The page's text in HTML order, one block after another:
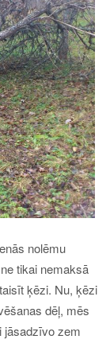
nolēmu
tikai nemaksā
ķēzi. Nu, ķēzi
dēļ, mēs
jāsadzīvo zem